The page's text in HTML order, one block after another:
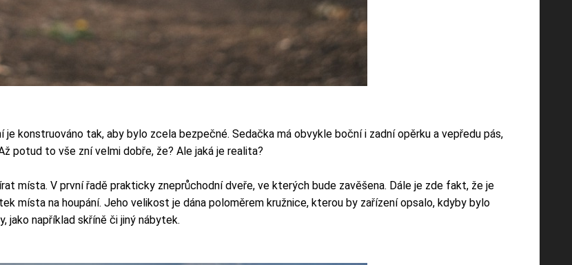
konstruováno tak, aby bylo zcela bezpečné. Sedačka má obvykle boční i zadní opěrku a vepředu pás,
potud to vše zní velmi dobře, že? Ale jaká je realita?
místa. V první řadě prakticky zneprůchodní dveře, ve kterých bude zavěšena. Dále je zde fakt, že je
místa na houpání. Jeho velikost je dána poloměrem kružnice, kterou by zařízení opsalo, kdyby bylo
jako například skříně či jiný nábytek.